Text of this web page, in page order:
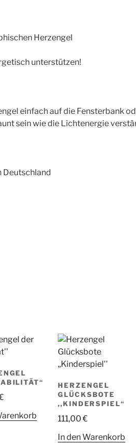
Herzengel
unterstützen!
einfach auf die Fensterbank
sein wie die Lichtenergie
Deutschland
HERZENGEL
GLÜCKSBOTE
,,KINDERSPIEL“
111,00€
In den Warenkorb